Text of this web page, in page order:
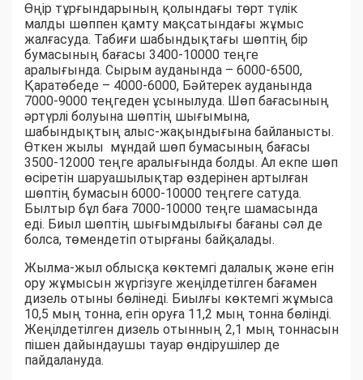
Өңір тұрғындарының қолындағы төрт түлік
малды шөппен қамту мақсатындағы жұмыс
жалғасуда. Табиғи шабындықтағы шөптің бір
бумасының бағасы 3400-10000 теңге
аралығында. Сырым ауданында – 6000-6500,
Қаратөбеде – 4000-6000, Бәйтерек ауданында
7000-9000 теңгеден ұсынылуда. Шөп бағасының
әртүрлі болуына шөптің шығымына,
шабындықтың алыс-жақындығына байланысты.
Өткен жылы мұндай шөп бумасының бағасы
3500-12000 теңге аралығында болды. Ал екпе шөп
өсіретін шаруашылықтар өздерінен артылған
шөптің бумасын 6000-10000 теңгеге сатуда.
Былтыр бұл баға 7000-10000 теңге шамасында
еді. Биыл шөптің шығымдылығы бағаны сәл де
болса, төмендетіп отырғаны байқалады.
Жылма-жыл облысқа көктемгі далалық және егін
ору жұмысын жүргізуге жеңілдетілген бағамен
дизель отыны бөлінеді. Биылғы көктемгі жұмыса
10,5 мың тонна, егін оруға 11,2 мың тонна бөлінді.
Жеңілдетілген дизель отынның 2,1 мың тоннасын
пішен дайындаушы тауар өндірушілер де
пайдалануда.